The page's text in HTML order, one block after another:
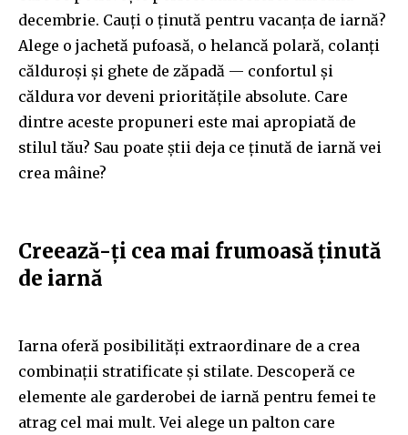
decembrie. Cauți o ținută pentru vacanța de iarnă?
Alege o jachetă pufoasă, o helancă polară, colanți
călduroși și ghete de zăpadă — confortul și
căldura vor deveni prioritățile absolute. Care
dintre aceste propuneri este mai apropiată de
stilul tău? Sau poate știi deja ce ținută de iarnă vei
crea mâine?
Creează-ți cea mai frumoasă ținută
de iarnă
Iarna oferă posibilități extraordinare de a crea
combinații stratificate și stilate. Descoperă ce
elemente ale garderobei de iarnă pentru femei te
atrag cel mai mult. Vei alege un palton care